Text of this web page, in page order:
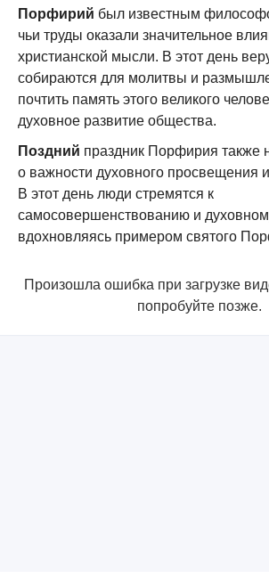
Порфирий был известным
чьи труды оказали значительное
христианской мысли. В этот день
собираются для молитвы и
почтить память этого великого
духовное развитие общества.
Поздний праздник Порфирия также
о важности духовного просвещения
В этот день люди стремятся к
самосовершенствованию и
вдохновляясь примером святого
Произошла ошибка при загрузке
попробуйте позже.